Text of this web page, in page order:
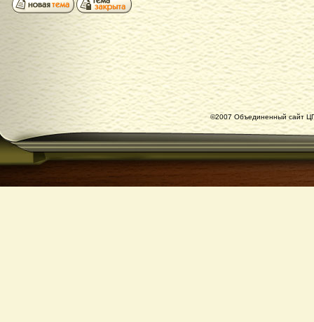
©2007 Объединенный сайт